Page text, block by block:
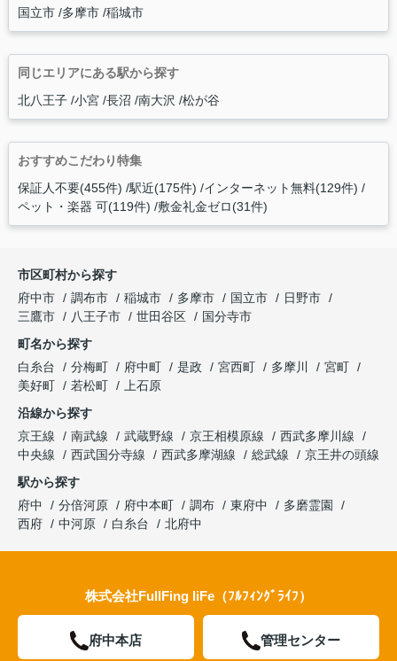
国立市 多摩市 稲城市
同じエリアにある駅から探す
北八王子 小宮 長沼 南大沢 松が谷
おすすめこだわり特集
保証人不要(455件) 駅近(175件) インターネット無料(129件)
ペット・楽器 可(119件) 敷金礼金ゼロ(31件)
市区町村から探す
府中市
調布市 稲城市 多摩市 国立市
日野市
三鷹市
八王子市 世田谷区
国分寺市
町名から探す
白糸台
分梅町 府中町 是政 宮西町 多摩川
宮町
美好町
若松町
上石原
沿線から探す
京王線
南武線 武蔵野線 京王相模原線
西武多摩川線
中央線
西武国分寺線 西武多摩湖線 総武線
京王井の頭線
駅から探す
府中
分倍河原 府中本町 調布 東府中
多磨霊園
西府
中河原 白糸台 北府中
株式会社FullFing liFe（ﾌﾙﾌｨﾝｸﾞﾗｲﾌ）
府中本店 管理センター